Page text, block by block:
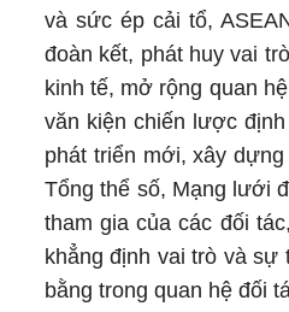
và sức ép cải tổ,
đoàn kết, phát huy vai
kinh tế, mở rộng quan
văn kiện chiến lược
phát triển mới, xây
Tổng thể số, Mạng lưới
tham gia của các đối
khẳng định vai trò và
bằng trong quan hệ đối